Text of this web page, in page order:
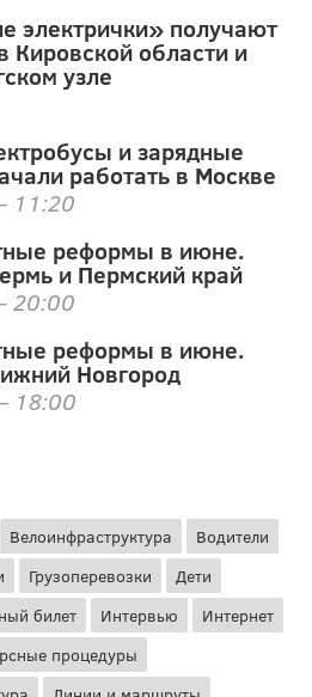
электрички» получают
Кировской области и
узле
и зарядные
работать в Москве
11:20
реформы в июне.
и Пермский край
20:00
реформы в июне.
Новгород
18:00
Велоинфраструктура
Водители
Грузоперевозки
Дети
билет Интервью
Интернет
процедуры